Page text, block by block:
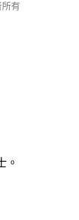
有
。